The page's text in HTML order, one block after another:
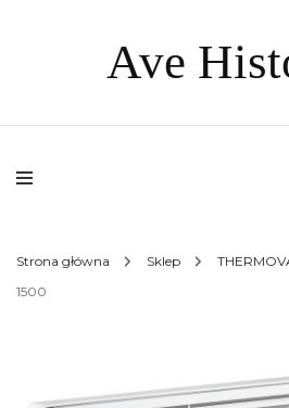
Ave
Strona główna Sklep
1500